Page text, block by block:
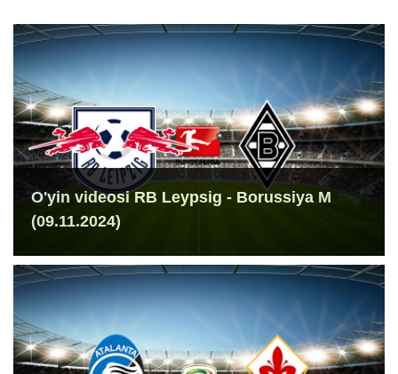
O'yin videosi RB Leypsig - Borussiya M
(09.11.2024)